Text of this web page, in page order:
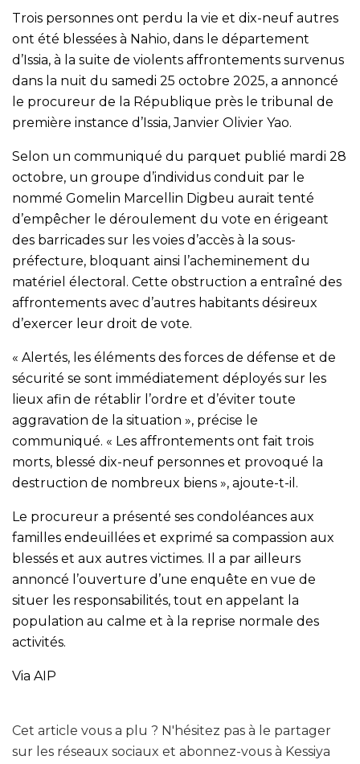
Trois personnes ont perdu la vie et dix-neuf autres
ont été blessées à Nahio, dans le département
d’Issia, à la suite de violents affrontements survenus
dans la nuit du samedi 25 octobre 2025, a annoncé
le procureur de la République près le tribunal de
première instance d’Issia, Janvier Olivier Yao.
Selon un communiqué du parquet publié mardi 28
octobre, un groupe d’individus conduit par le
nommé Gomelin Marcellin Digbeu aurait tenté
d’empêcher le déroulement du vote en érigeant
des barricades sur les voies d’accès à la sous-
préfecture, bloquant ainsi l’acheminement du
matériel électoral. Cette obstruction a entraîné des
affrontements avec d’autres habitants désireux
d’exercer leur droit de vote.
« Alertés, les éléments des forces de défense et de
sécurité se sont immédiatement déployés sur les
lieux afin de rétablir l’ordre et d’éviter toute
aggravation de la situation », précise le
communiqué. « Les affrontements ont fait trois
morts, blessé dix-neuf personnes et provoqué la
destruction de nombreux biens », ajoute-t-il.
Le procureur a présenté ses condoléances aux
familles endeuillées et exprimé sa compassion aux
blessés et aux autres victimes. Il a par ailleurs
annoncé l’ouverture d’une enquête en vue de
situer les responsabilités, tout en appelant la
population au calme et à la reprise normale des
activités.
Via AIP
Cet article vous a plu ? N'hésitez pas à le partager
sur les réseaux sociaux et abonnez-vous à Kessiya